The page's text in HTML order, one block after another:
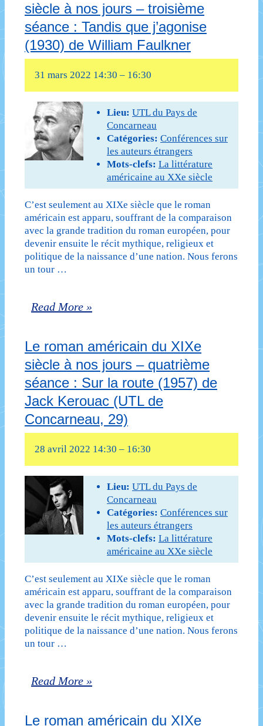
du
XIXe
siècle
à
jours
–
deuxième
:
Les
aventures
d’Huckleberry
(1884)
Mark
Twain
siècle à nos jours – troisième
séance : Tandis que j’agonise
(1930) de William Faulkner
31 mars 2022 14:30 – 16:30
Lieu: UTL du Pays de
Concarneau
Catégories: Conférences sur
les auteurs étrangers
Mots-clefs: La littérature
américaine au XXe siècle
C’est seulement au XIXe siècle que le roman
américain est apparu, souffrant de la comparaison
avec la grande tradition du roman européen, pour
devenir ensuite le récit mythique, religieux et
politique de la naissance d’une nation. Nous ferons
un tour …
Le
américain
du
XIXe
siècle
à
nos
jours
–
troisième
séance
:
Tandis
que
j’agonise
(1930)
William
Read More »
Le roman américain du XIXe
siècle à nos jours – quatrième
séance : Sur la route (1957) de
Jack Kerouac (UTL de
Concarneau, 29)
28 avril 2022 14:30 – 16:30
Lieu: UTL du Pays de
Concarneau
Catégories: Conférences sur
les auteurs étrangers
Mots-clefs: La littérature
américaine au XXe siècle
C’est seulement au XIXe siècle que le roman
américain est apparu, souffrant de la comparaison
avec la grande tradition du roman européen, pour
devenir ensuite le récit mythique, religieux et
politique de la naissance d’une nation. Nous ferons
un tour …
Le
américain
Read More »
Le roman américain du XIXe